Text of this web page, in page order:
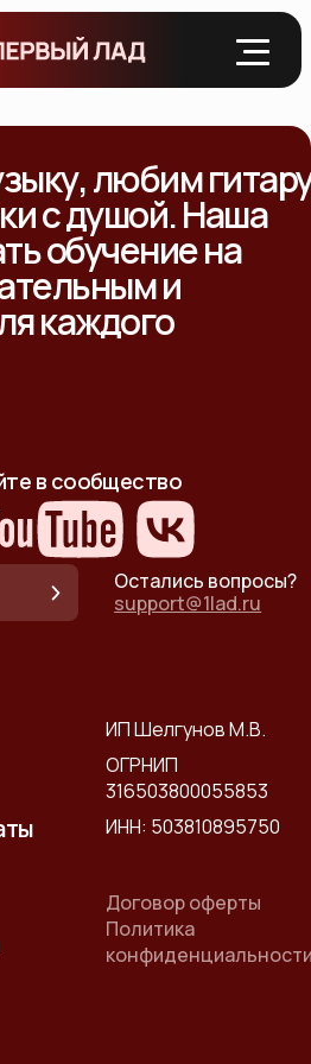
любим
с душой. Наша
обучение на
и
каждого
в сообщество
Остались вопросы?
support@1lad.ru
ИП Шелгунов М.В.
ОГРНИП
316503800055853
ИНН: 503810895750
Договор оферты
Политика